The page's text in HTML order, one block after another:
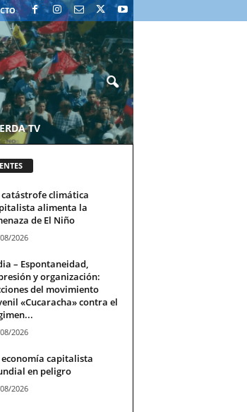
TV
catástrofe climática
alimenta la
de El Niño
2026
– Espontaneidad,
y organización:
del movimiento
«Cucaracha» contra el
2026
economía capitalista
en peligro
2026